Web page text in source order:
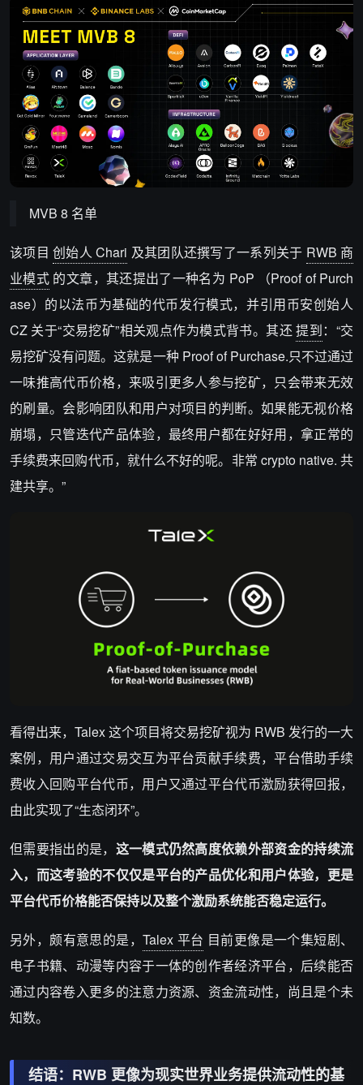
MVB 8 名单
该项目创始人 Chari 及其团队还撰写了一系列关于 RWB 商
业模式 的文章，其还提出了一种名为 PoP （Proof of Purch
ase）的以法币为基础的代币发行模式，并引用币安创始人
CZ 关于“交易挖矿”相关观点作为模式背书。其还提到：“交
易挖矿没有问题。这就是一种 Proof of Purchase.只不过通过
一味推高代币价格，来吸引更多人参与挖矿，只会带来无效
的刷量。会影响团队和用户对项目的判断。如果能无视价格
崩塌，只管迭代产品体验，最终用户都在好好用，拿正常的
手续费来回购代币，就什么不好的呢。非常 crypto native. 共
建共享。”
看得出来，Talex 这个项目将交易挖矿视为 RWB 发行的一大
案例，用户通过交易交互为平台贡献手续费，平台借助手续
费收入回购平台代币，用户又通过平台代币激励获得回报，
由此实现了“生态闭环”。
但需要指出的是， 这一模式仍然高度依赖外部资金的持续流
入，而这考验的不仅仅是平台的产品优化和用户体验，更是
平台代币价格能否保持以及整个激励系统能否稳定运行。
另外，颇有意思的是，Talex 平台 目前更像是一个集短剧、
电子书籍、动漫等内容于一体的创作者经济平台，后续能否
通过内容卷入更多的注意力资源、资金流动性，尚且是个未
知数。
结语：RWB 更像为现实世界业务提供流动性的基